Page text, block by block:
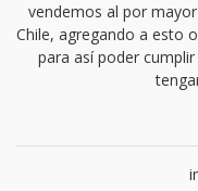
vendemos al por
Chile, agregando a esto
para así poder